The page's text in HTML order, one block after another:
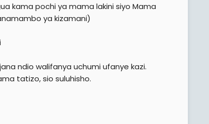
kama pochi ya mama lakini siyo Mama
ya kizamani)
ndio walifanya uchumi ufanye kazi.
tatizo, sio suluhisho.